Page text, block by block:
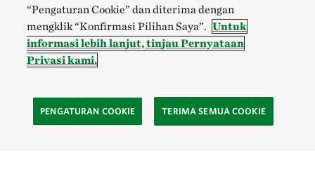
“Pengaturan Cookie” dan diterima dengan
mengklik “Konfirmasi Pilihan Saya”. Untuk
informasi lebih lanjut, tinjau Pernyataan
Privasi kami.
PENGATURAN COOKIE TERIMA SEMUA COOKIE